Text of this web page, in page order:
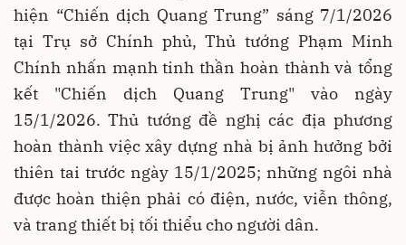
hiện “Chiến dịch Quang Trung” sáng 7/1/2026
tại Trụ sở Chính phủ, Thủ tướng Phạm Minh
Chính nhấn mạnh tinh thần hoàn thành và tổng
kết "Chiến dịch Quang Trung" vào ngày
15/1/2026. Thủ tướng đề nghị các địa phương
hoàn thành việc xây dựng nhà bị ảnh hưởng bởi
thiên tai trước ngày 15/1/2025; những ngôi nhà
được hoàn thiện phải có điện, nước, viễn thông,
và trang thiết bị tối thiểu cho người dân.